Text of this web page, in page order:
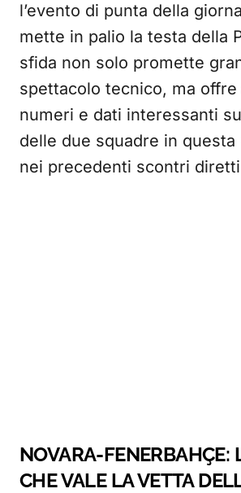
l’evento di punta della
mette in palio la testa della
sfida non solo promette
spettacolo tecnico, ma offre
numeri e dati interessanti
delle due squadre in questa
nei precedenti scontri
NOVARA-FENERBAHÇE:
CHE VALE LA VETTA